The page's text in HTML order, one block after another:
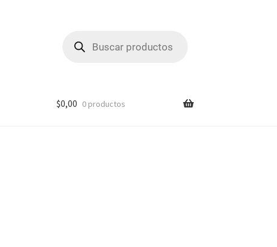
productos
$0,00 0 productos